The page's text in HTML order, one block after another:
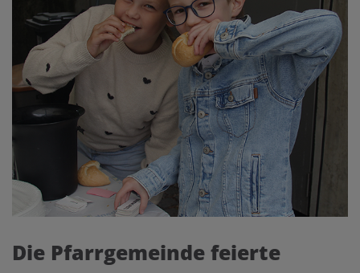
Die Pfarrgemeinde feierte